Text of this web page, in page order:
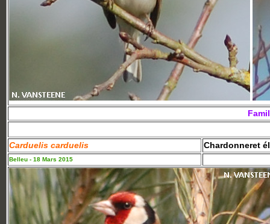
Carduelis carduelis Chardonneret
Belleu - 18 Mars 2015